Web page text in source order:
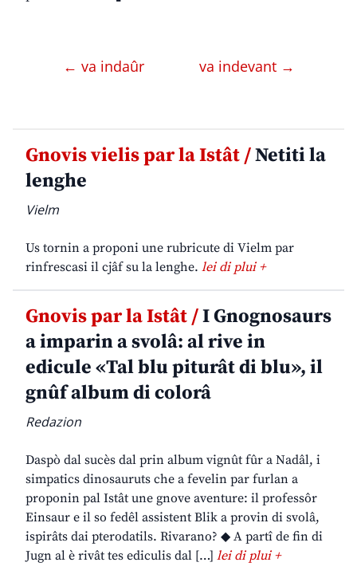
← va indaûr va indevant →
Gnovis vielis par la Istât /Netiti la
lenghe
Vielm
Us tornin a proponi une rubricute di Vielm par
rinfrescasi il cjâf su la lenghe. lei di plui +
Gnovis par la Istât /I Gnognosaurs
a imparin a svolâ: al rive in
edicule «Tal blu piturât di blu», il
gnûf album di colorâ
Redazion
Daspò dal sucès dal prin album vignût fûr a Nadâl, i
simpatics dinosauruts che a fevelin par furlan a
proponin pal Istât une gnove aventure: il professôr
Einsaur e il so fedêl assistent Blik a provin di svolâ,
ispirâts dai pterodatils. Rivarano? ◆ A partî de fin di
Jugn al è rivât tes ediculis dal […] lei di plui +